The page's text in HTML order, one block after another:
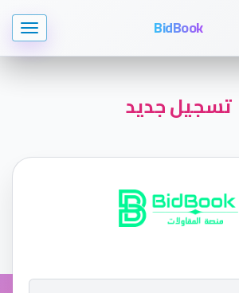
BidBook
تسجيل جديد